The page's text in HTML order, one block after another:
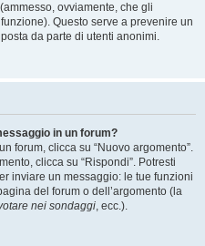
ovviamente, che gli
Questo serve a prevenire un
da parte di utenti anonimi.
in un forum?
forum, clicca su “Nuovo argomento”.
clicca su “Rispondi”. Potresti
inviare un messaggio: le tue funzioni
del forum o dell’argomento (la
nei sondaggi, ecc.).